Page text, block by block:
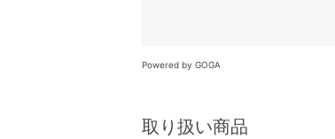
Powered by GOGA
取り扱い商品